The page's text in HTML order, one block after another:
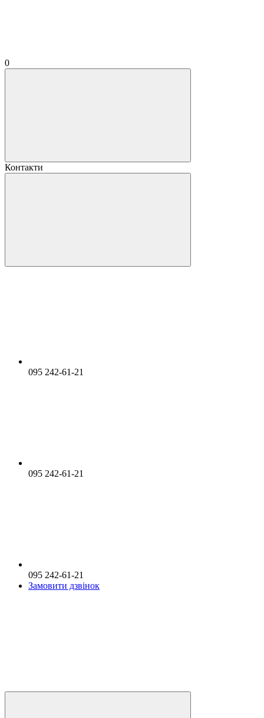
0
Контакти
095 242-61-21
095 242-61-21
095 242-61-21
Замовити дзвінок